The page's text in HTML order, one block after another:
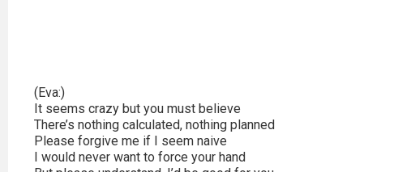
HBO
Max
(Eva:)
It seems crazy but you must believe
There’s nothing calculated, nothing planned
Please forgive me if I seem naive
I would never want to force your hand